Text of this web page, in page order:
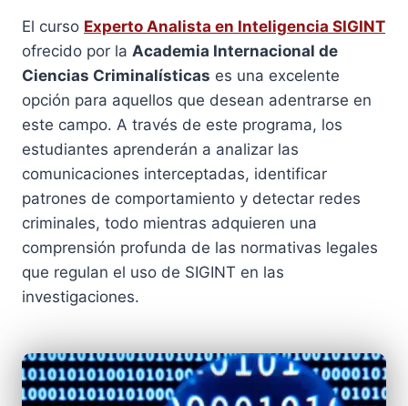
El curso Experto Analista en Inteligencia SIGINT
ofrecido por la Academia Internacional de
Ciencias Criminalísticas es una excelente
opción para aquellos que desean adentrarse en
este campo. A través de este programa, los
estudiantes aprenderán a analizar las
comunicaciones interceptadas, identificar
patrones de comportamiento y detectar redes
criminales, todo mientras adquieren una
comprensión profunda de las normativas legales
que regulan el uso de SIGINT en las
investigaciones.